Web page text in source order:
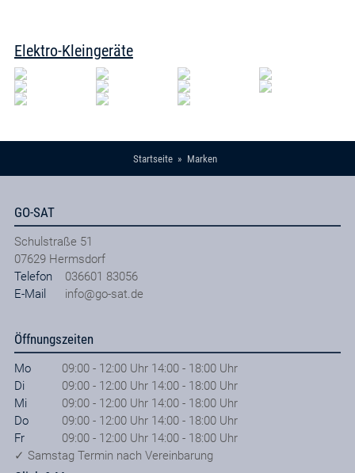
Elektro-Kleingeräte
Startseite Marken
GO-SAT
Schulstraße 51
07629 Hermsdorf
Telefon
036601 83056
E-Mail
info@go-sat.de
Öffnungszeiten
Mo
09:00 - 12:00 Uhr 14:00 - 18:00 Uhr
Di
09:00 - 12:00 Uhr 14:00 - 18:00 Uhr
Mi
09:00 - 12:00 Uhr 14:00 - 18:00 Uhr
Do
09:00 - 12:00 Uhr 14:00 - 18:00 Uhr
Fr
09:00 - 12:00 Uhr 14:00 - 18:00 Uhr
✓ Samstag Termin nach Vereinbarung